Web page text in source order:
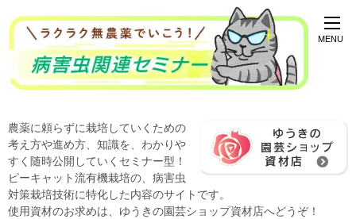
農薬に頼らずに栽培していくための
考え方や進め方、知識を、わかりや
すく随時公開していくセミナー型！
ピーキャット流有機栽培の、病害虫
対策栽培技術に特化した内容のサイトです。
使用資材のお求めは、ゆうきの園芸ショップ資材店へどうぞ！